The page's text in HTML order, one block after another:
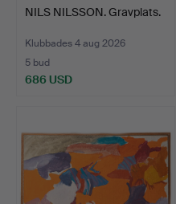
NILS NILSSON. Gravplats.
Klubbades 4 aug 2026
5 bud
686 USD